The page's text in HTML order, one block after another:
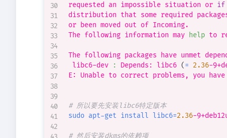
requested an impossible situation or if
distribution that some required
or been moved out of Incoming.
The following information may help to
The following packages have unmet
libc6-dev
: Depends: libc6 (= 2.36-
E: Unable to correct problems, you have
# 所以要先安装libc6特定版本
sudo apt-get install libc6=2.36-
# 然后安装dkms的依赖项